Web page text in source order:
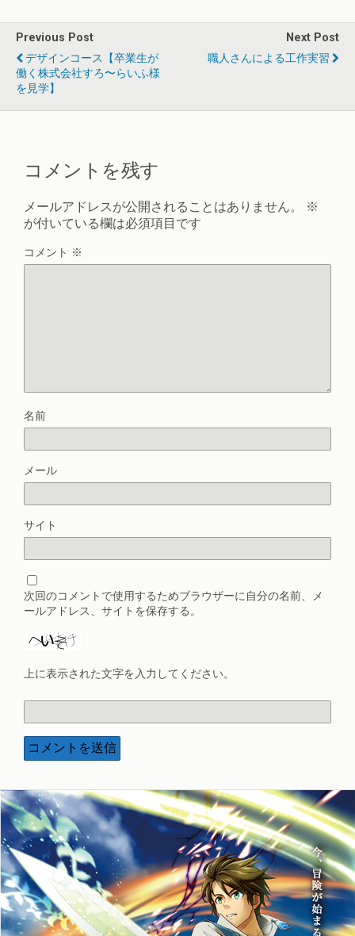
Previous Post
デザインコース【卒業生が
働く株式会社すろ〜らいふ様
を見学】
Next Post
職人さんによる工作実習
コメントを残す
メールアドレスが公開されることはありません。
※
が付いている欄は必須項目です
コメント ※
名前
メール
サイト
次回のコメントで使用するためブラウザーに自分の名前、メ
ールアドレス、サイトを保存する。
上に表示された文字を入力してください。